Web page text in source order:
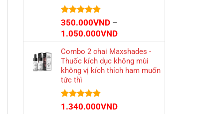
Được xếp
hạng4.86
5 sao
350.000VND –
1.050.000VNDKhoảng
từ
350.000VND
đến
Combo 2 chai Maxshades -
Thuốc kích dục không mùi
không vị kích thích ham muốn
tức thì
Được xếp
1.340.000VND